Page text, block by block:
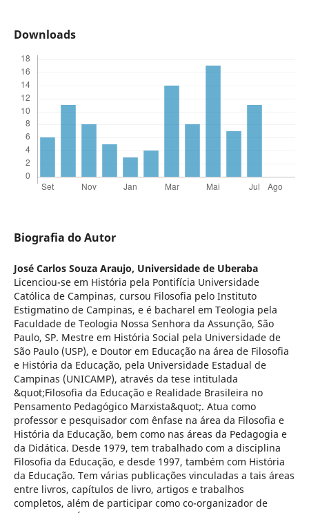
Downloads
Biografia do Autor
José Carlos Souza Araujo, Universidade de Uberaba
Licenciou-se em História pela Pontifícia Universidade
Católica de Campinas, cursou Filosofia pelo Instituto
Estigmatino de Campinas, e é bacharel em Teologia pela
Faculdade de Teologia Nossa Senhora da Assunção, São
Paulo, SP. Mestre em História Social pela Universidade de
São Paulo (USP), e Doutor em Educação na área de Filosofia
e História da Educação, pela Universidade Estadual de
Campinas (UNICAMP), através da tese intitulada
&quot;Filosofia da Educação e Realidade Brasileira no
Pensamento Pedagógico Marxista&quot;. Atua como
professor e pesquisador com ênfase na área da Filosofia e
História da Educação, bem como nas áreas da Pedagogia e
da Didática. Desde 1979, tem trabalhado com a disciplina
Filosofia da Educação, e desde 1997, também com História
da Educação. Tem várias publicações vinculadas a tais áreas
entre livros, capítulos de livro, artigos e trabalhos
completos, além de participar como co-organizador de